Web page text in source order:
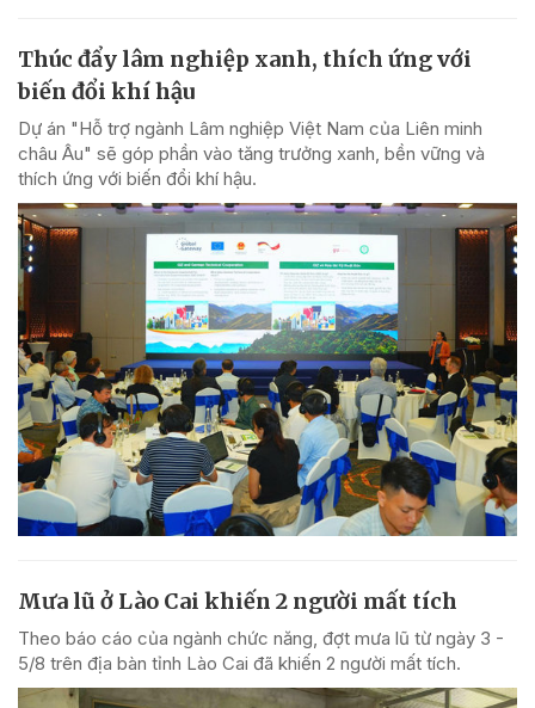
Thúc đẩy lâm nghiệp xanh, thích ứng với
biến đổi khí hậu
Dự án "Hỗ trợ ngành Lâm nghiệp Việt Nam của Liên minh
châu Âu" sẽ góp phần vào tăng trưởng xanh, bền vững và
thích ứng với biến đổi khí hậu.
Mưa lũ ở Lào Cai khiến 2 người mất tích
Theo báo cáo của ngành chức năng, đợt mưa lũ từ ngày 3 -
5/8 trên địa bàn tỉnh Lào Cai đã khiến 2 người mất tích.